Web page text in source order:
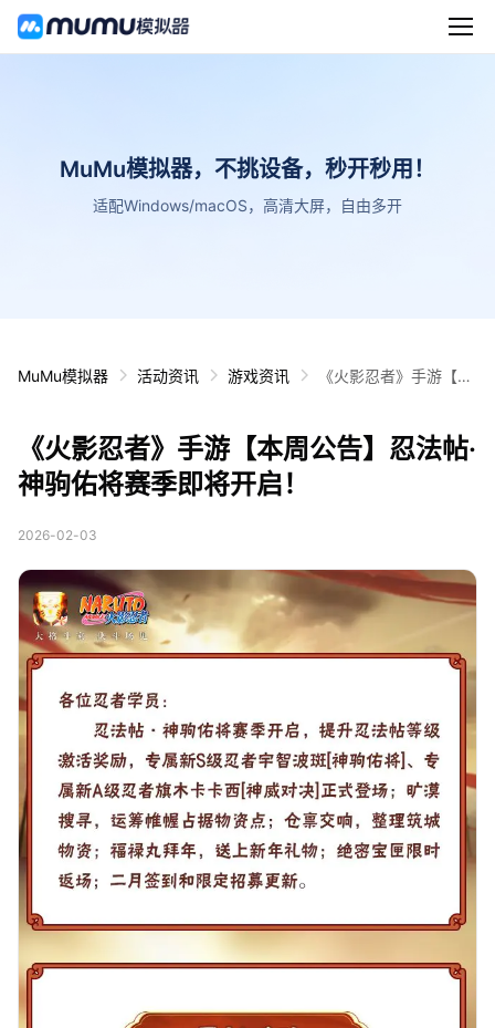
MuMu模拟器，不挑设备，秒开秒用！
适配Windows/macOS，高清大屏，自由多开
MuMu模拟器 活动资讯 游戏资讯
《火影忍者》手游【本
《火影忍者》手游【本周公告】忍法帖·
神驹佑将赛季即将开启！
2026-02-03